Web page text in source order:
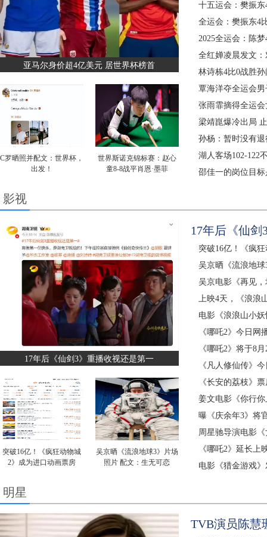
亚马尔身价超4亿美元 居世界杯榜首
C罗晒照并配文：世界杯，
出发！
世界斯诺克锦标赛：赵心
童8-8战平肖恩·墨菲
十五运会：樊振
全运会：樊振东4
2025全运会：陈
全红婵凌晨发文
林诗栋4比0战胜
覃海洋夺全运会
张雨霏摘得全运
梁靖崑爆冷出局
孙杨：暂时没有
湖人客场102-122
邵佳一的岗位目标
影视
17年后《仙剑3》重播收视还是第一
突破16亿！《疯狂动物城
2》成为进口动画票房
吴京晒《流浪地球3》片场
照片 配文：生无可恋
17年后《仙剑
突破16亿！《疯
吴京晒《流浪地
吴京电影《再见
上映4天，《浪浪
电影《浪浪山小
《哪吒2》今日网
《哪吒2》将于8
《凡人修仙传》
《长安的荔枝》
姜文电影《你行
曝《庆余年3》将
周星驰导演电影
《哪吒2》延长上
电影《猎金游戏
明星
TVB演员陈慧